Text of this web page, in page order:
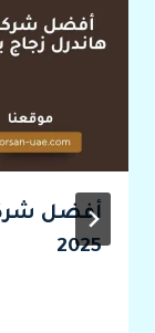
أفضل
2025